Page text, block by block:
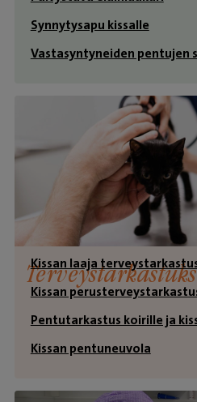
Synnytysapu kissalle
Vastasyntyneiden pentujen
Kissan laaja
Kissan
Pentutarkastus koirille ja
Kissan pentuneuvola